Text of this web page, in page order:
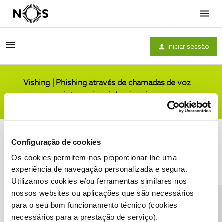
Configuração de cookies
Os cookies permitem-nos proporcionar lhe uma
experiência de navegação personalizada e segura.
Utilizamos cookies e/ou ferramentas similares nos
nossos websites ou aplicações que são necessários
para o seu bom funcionamento técnico (cookies
necessários para a prestação de serviço).
Menu
Iniciar sessão
Vishing | Phishing através de chamadas de voz
internacionais/nacionais
Condições do Fórum NOS Accessibility statement